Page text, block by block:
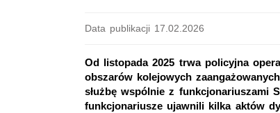
Data publikacji 17.02.2026
Od listopada 2025 trwa policyjna
obszarów kolejowych
służbę wspólnie z funkcjonariuszami
funkcjonariusze ujawnili kilka aktów